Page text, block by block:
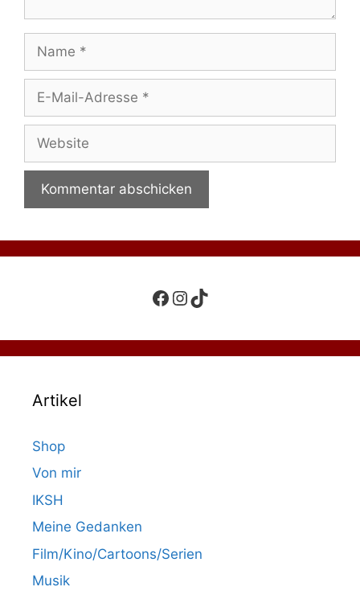
Mail-
Adresse
Facebook
Instagram
TikTok
Artikel
Shop
Von mir
IKSH
Meine Gedanken
Film/Kino/Cartoons/Serien
Musik